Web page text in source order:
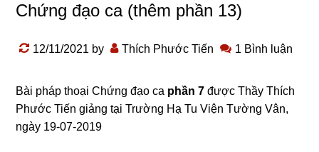
Chứng đạo ca (thêm phần 13)
12/11/2021 by Thích Phước Tiến 1 Bình luận
Bài pháp thoạiChứng đạo ca phần 7 được Thầy Thích
Phước Tiến giảng tại Trường Hạ Tu Viện Tường Vân,
ngày 19-07-2019